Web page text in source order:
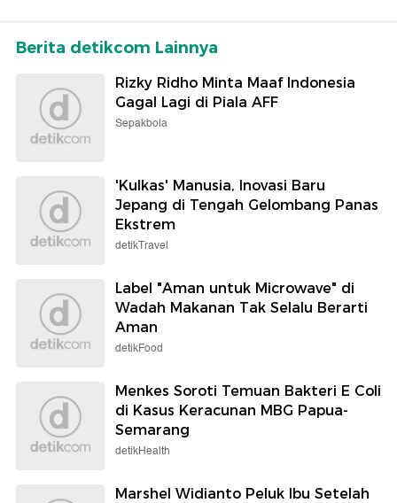
Berita detikcom Lainnya
Rizky Ridho Minta Maaf Indonesia
Gagal Lagi di Piala AFF
Sepakbola
'Kulkas' Manusia, Inovasi Baru
Jepang di Tengah Gelombang Panas
Ekstrem
detikTravel
Label "Aman untuk Microwave" di
Wadah Makanan Tak Selalu Berarti
Aman
detikFood
Menkes Soroti Temuan Bakteri E Coli
di Kasus Keracunan MBG Papua-
Semarang
detikHealth
Marshel Widianto Peluk Ibu Setelah